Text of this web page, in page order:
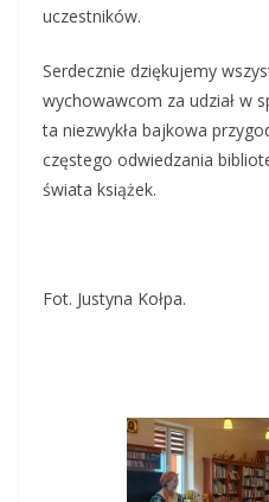
uczestników.
Serdecznie dziękujemy
wychowawcom za udział w
ta niezwykła bajkowa
częstego odwiedzania
świata książek.
Fot. Justyna Kołpa.